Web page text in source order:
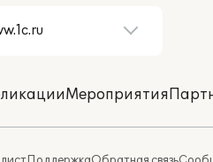
Мероприятия